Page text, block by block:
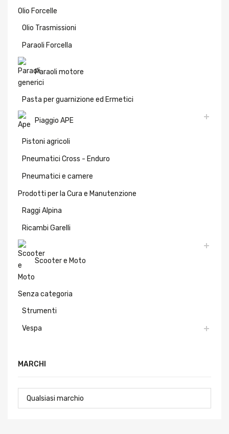
Olio Forcelle
Olio Trasmissioni
Paraoli Forcella
Paraoli motore
Pasta per guarnizione ed Ermetici
Piaggio APE
Pistoni agricoli
Pneumatici Cross - Enduro
Pneumatici e camere
Prodotti per la Cura e Manutenzione
Raggi Alpina
Ricambi Garelli
Scooter e Moto
Senza categoria
Strumenti
Vespa
MARCHI